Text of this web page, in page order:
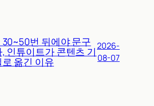
번 뒤에야 문구
인튜이트가 콘텐츠 기
옮긴 이유
2026-
08-07